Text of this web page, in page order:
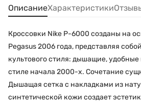
ОписаниеХарактеристики
Кроссовки Nike P-6000 созданы на
Pegasus 2006 года, представляя
культового стиля: дышащие,
стиле начала 2000-х. Сочетание
Дышащая сетка с накладками из
синтетической кожи создает